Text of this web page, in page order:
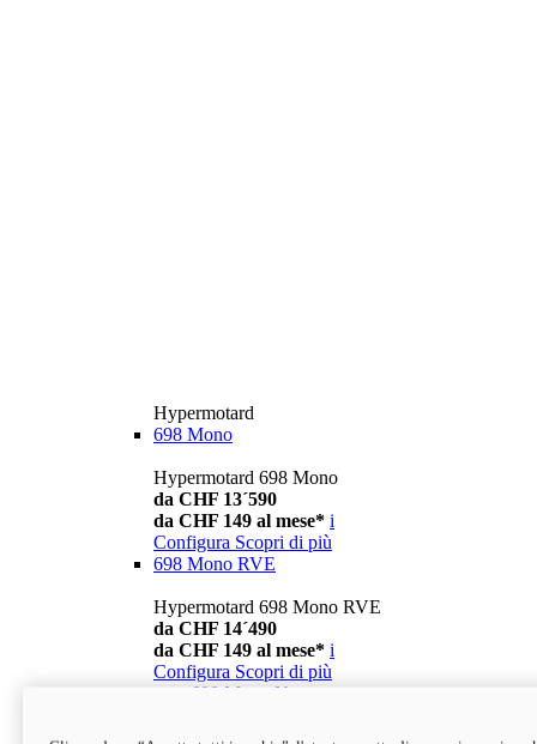
Hypermotard
698 Mono
Hypermotard 698 Mono
da CHF 13´590
da CHF 149 al mese* i
Configura Scopri di più
698 Mono RVE
Hypermotard 698 Mono RVE
da CHF 14´490
da CHF 149 al mese* i
Configura Scopri di più
698 Mono Nera
Hypermotard 698 Mono Nera